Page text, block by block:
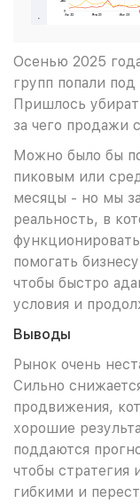
Осенью 2025
групп попали
Пришлось
за чего продажи
Можно было бы
пиковым или
месяцы - но мы
реальность, в
помогать
чтобы быстро
условия и
Выводы
Рынок очень
Сильно
продвижения,
хорошие
поддаются
чтобы стратегия
гибкими и